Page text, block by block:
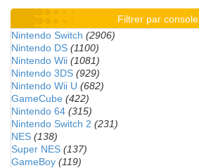
Filtrer par console
Nintendo Switch (2906)
Nintendo DS (1100)
Nintendo Wii (1081)
Nintendo 3DS (929)
Nintendo Wii U (682)
GameCube (422)
Nintendo 64 (315)
Nintendo Switch 2 (231)
NES (138)
Super NES (137)
GameBoy (119)